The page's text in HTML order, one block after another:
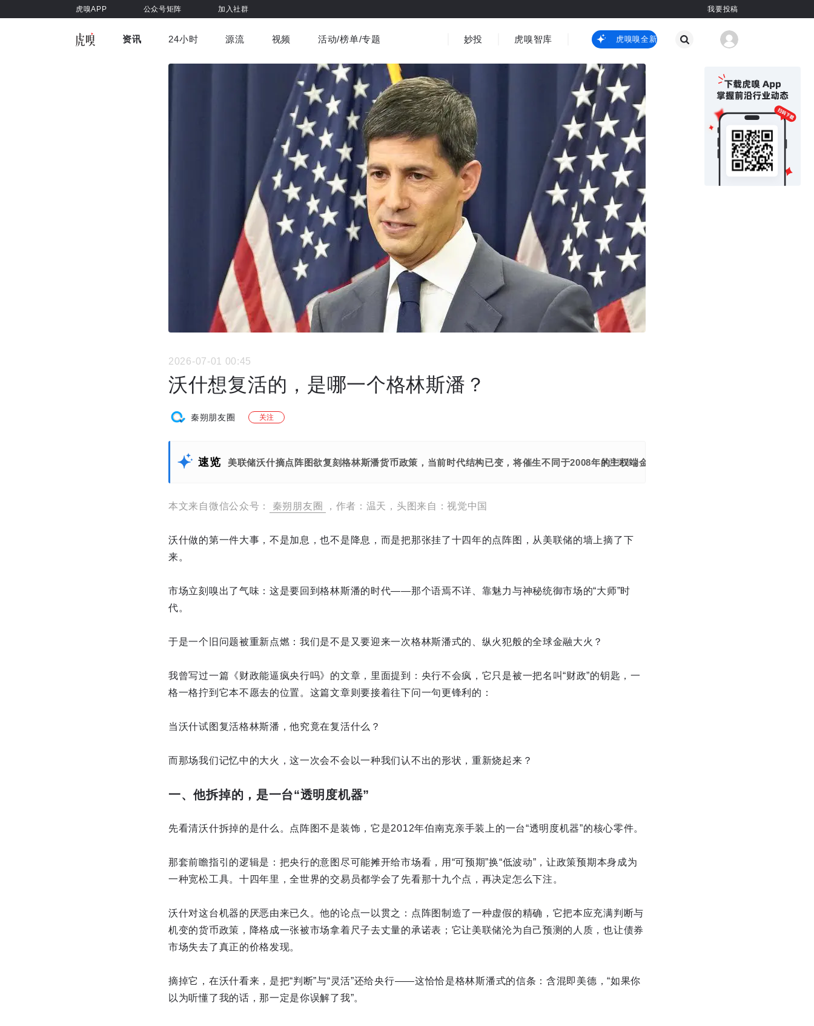
虎嗅APP 公众号矩阵 加入社群 我要投稿
资讯
车与出行 商业消费 社会文化 金融财经 出海
国际热点
书影音 医疗 3C数码
24小时 源流 视频
视频精选
活动/榜单/专题 妙投 虎嗅智库 虎嗅嗅全新升级 虎嗅嗅全新升级
2026-07-01 00:45
沃什想复活的，是哪一个格林斯潘？
秦朔朋友圈 关注
速览 美联储沃什摘点阵图欲复刻格林斯潘货币政策，当前时代结构已变，将催生不同于2008年的主权端金融风险，需做好资产对冲。
展开更多
本文来自微信公众号： 秦朔朋友圈 ，作者：温天，头图来自：视觉中国
沃什做的第一件大事，不是加息，也不是降息，而是把那张挂了十四年的点阵图，从美联储的墙上摘了下
来。
市场立刻嗅出了气味：这是要回到格林斯潘的时代——那个语焉不详、靠魅力与神秘统御市场的“大师”时
代。
于是一个旧问题被重新点燃：我们是不是又要迎来一次格林斯潘式的、纵火犯般的全球金融大火？
我曾写过一篇《财政能逼疯央行吗》的文章，里面提到：央行不会疯，它只是被一把名叫“财政”的钥匙，一
格一格拧到它本不愿去的位置。这篇文章则要接着往下问一句更锋利的：
当沃什试图复活格林斯潘，他究竟在复活什么？
而那场我们记忆中的大火，这一次会不会以一种我们认不出的形状，重新烧起来？
一、他拆掉的，是一台“透明度机器”
先看清沃什拆掉的是什么。点阵图不是装饰，它是2012年伯南克亲手装上的一台“透明度机器”的核心零件。
那套前瞻指引的逻辑是：把央行的意图尽可能摊开给市场看，用“可预期”换“低波动”，让政策预期本身成为
一种宽松工具。十四年里，全世界的交易员都学会了先看那十九个点，再决定怎么下注。
沃什对这台机器的厌恶由来已久。他的论点一以贯之：点阵图制造了一种虚假的精确，它把本应充满判断与
机变的货币政策，降格成一张被市场拿着尺子去丈量的承诺表；它让美联储沦为自己预测的人质，也让债券
市场失去了真正的价格发现。
摘掉它，在沃什看来，是把“判断”与“灵活”还给央行——这恰恰是格林斯潘式的信条：含混即美德，“如果你
以为听懂了我的话，那一定是你误解了我”。